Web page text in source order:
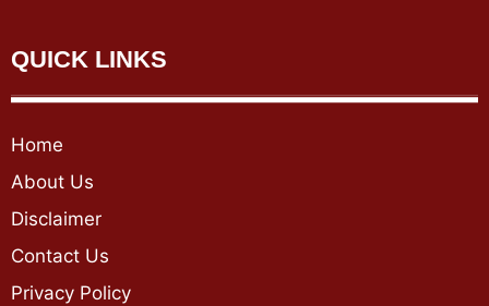
QUICK LINKS
Home
About Us
Disclaimer
Contact Us
Privacy Policy